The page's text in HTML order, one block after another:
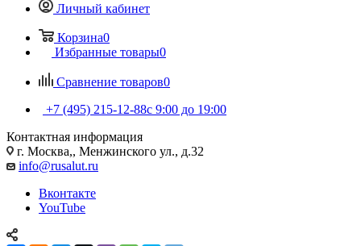
Личный кабинет
Корзина0
Избранные товары0
Сравнение товаров0
+7 (495) 215-12-88c 9:00 до 19:00
Контактная информация
г. Москва,, Менжинского ул., д.32
info@rusalut.ru
Вконтакте
YouTube